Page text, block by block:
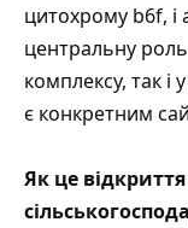
цитохрому b6f, і
центральну
комплексу, так і
є конкретним
Як це